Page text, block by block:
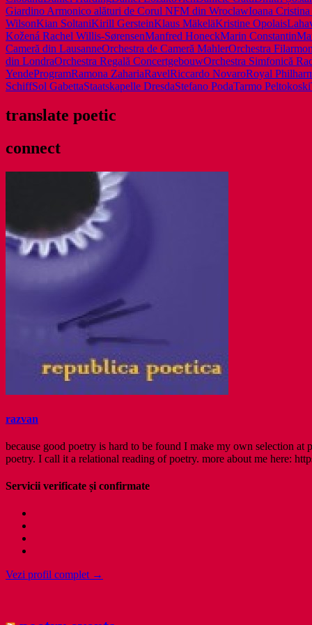
Enescu
în
2025
Giardino Armonico alături de Corul NFM din WroclawIoana
WilsonKian SoltaniKirill GersteinKlaus MäkeläKristine Opolais
Kožená Rachel Willis-SørensenManfred HoneckMarin Constantin
Cameră din LausanneOrchestra de Cameră MahlerOrchestra
din LondraOrchestra Regală ConcertgebouwOrchestra Simfonică
YendeProgramRamona ZahariaRavelRiccardo NovaroRoyal
SchiffSol GabettaStaatskapelle DresdaStefano PodaTarmo Peltokoski
translate poetic
connect
razvan
because good poetry is hard to be found I make my own selection
poetry. I call it a relational reading of poetry. more about me here:
Servicii verificate și confirmate
Vezi profil complet →